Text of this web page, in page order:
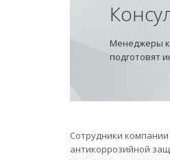
Менеджеры
подготовят
Сотрудники
антикоррозийной